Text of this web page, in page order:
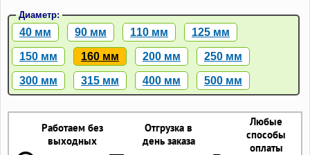
Диаметр:
40 мм 90 мм 110 мм 125 мм
150 мм 160 мм 200 мм 250 мм
300 мм 315 мм 400 мм 500 мм
Работаем без
выходных
Отгрузка в
день заказа
Любые
способы
оплаты